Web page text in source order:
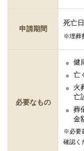
申請期間
死亡
※埋葬
必要なもの
健
亡
火
亡
葬
金
※必要
確認く